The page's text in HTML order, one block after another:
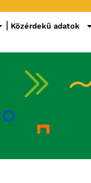
Közérdekű adatok